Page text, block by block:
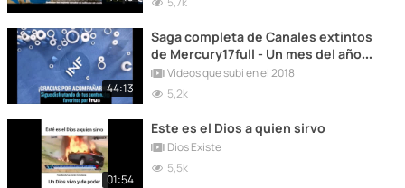
44:13
Saga completa de Canales extintos
de Mercury17full - Un mes del año
para cada parte (PARTE 1 DE 4)
Videos que subi en el 2018
5,2k
01:54
Este es el Dios a quien sirvo
Dios Existe
5,5k